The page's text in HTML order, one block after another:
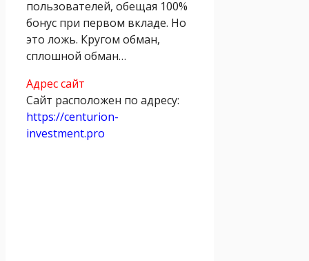
пользователей, обещая 100%
бонус при первом вкладе. Но
это ложь. Кругом обман,
сплошной обман…
Адрес сайт
Сайт расположен по адресу:
https://centurion-
investment.pro